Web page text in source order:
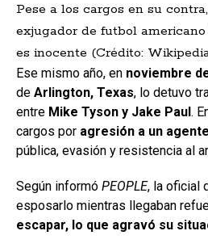
Pese a los cargos en su
exjugador de futbol
es inocente (Crédito:
Ese mismo año, en noviembre
de Arlington, Texas, lo detuvo
entre Mike Tyson y Jake Paul .
cargos por agresión a un
pública, evasión y resistencia al
Según informó PEOPLE, la oficial
esposarlo mientras llegaban
escapar, lo que agravó su